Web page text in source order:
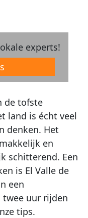
experts!
de tofste
land is écht veel
denken. Het
en
schitterend. Een
is El Valle de
een
twee uur rijden
tips.